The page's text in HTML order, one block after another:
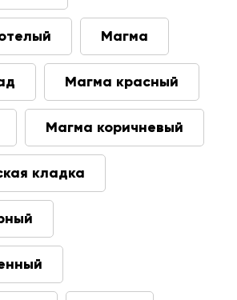
Магма
Магма красный
Магма коричневый
кладка